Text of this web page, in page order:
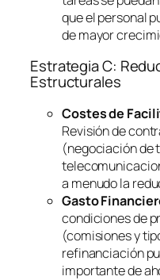
que el personal
de mayor
Estrategia C:
Estructurales
Costes de
Revisión de
(negociación de
a menudo la
Gasto
condiciones de
(comisiones y
refinanciación
importante de